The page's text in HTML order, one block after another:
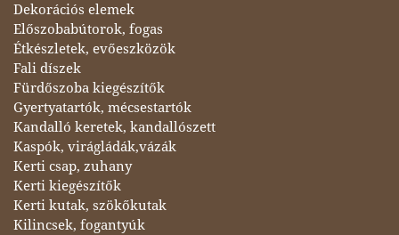
Dekorációs elemek
Előszobabútorok, fogas
Étkészletek, evőeszközök
Fali díszek
Fürdőszoba kiegészítők
Gyertyatartók, mécsestartók
Kandalló keretek, kandallószett
Kaspók, virágládák,vázák
Kerti csap, zuhany
Kerti kiegészítők
Kerti kutak, szökőkutak
Kilincsek, fogantyúk